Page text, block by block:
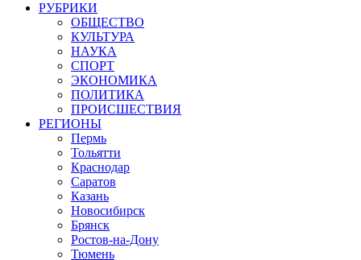
РУБРИКИ
ОБЩЕСТВО
КУЛЬТУРА
НАУКА
СПОРТ
ЭКОНОМИКА
ПОЛИТИКА
ПРОИСШЕСТВИЯ
РЕГИОНЫ
Пермь
Тольятти
Краснодар
Саратов
Казань
Новосибирск
Брянск
Ростов-на-Дону
Тюмень